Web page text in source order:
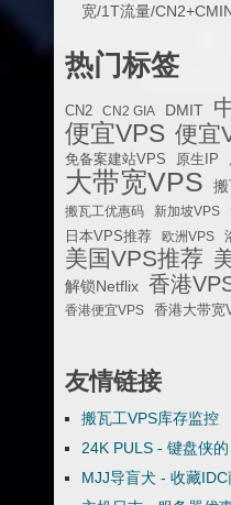
宽/1T流量/
热门标签
CN2 CN2 GIA DMIT
便宜VPS 便宜
免备案建站VPS 原生IP
大带宽VPS
搬瓦工优惠码
新加坡VPS
日本VPS推荐 欧洲VPS
美国VPS推荐
解锁Netflix 香港
香港便宜VPS 香港大带宽
友情链接
搬瓦工VPS库存监控
24K PULS - 键盘侠
MJJ导盲犬 - 收藏